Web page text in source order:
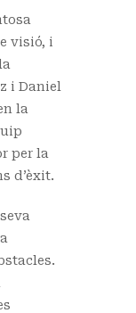
visió, i
i Daniel
la
per la
d’èxit.